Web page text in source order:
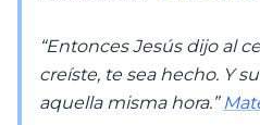
“Entonces Jesús dijo al
creíste, te sea hecho. Y
aquella misma hora.”